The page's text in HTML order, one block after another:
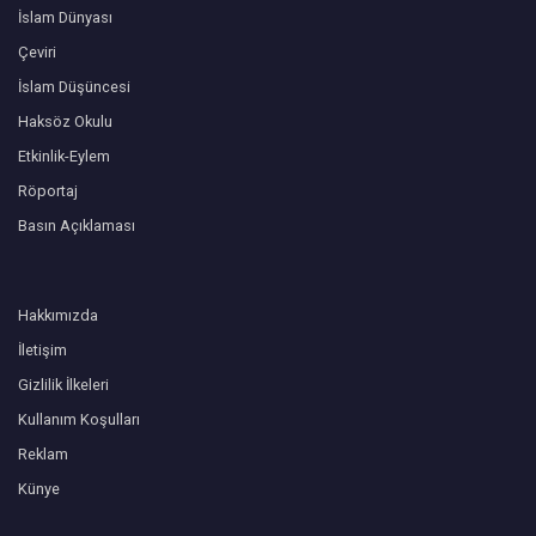
İslam Dünyası
Çeviri
İslam Düşüncesi
Haksöz Okulu
Etkinlik-Eylem
Röportaj
Basın Açıklaması
Hakkımızda
İletişim
Gizlilik İlkeleri
Kullanım Koşulları
Reklam
Künye